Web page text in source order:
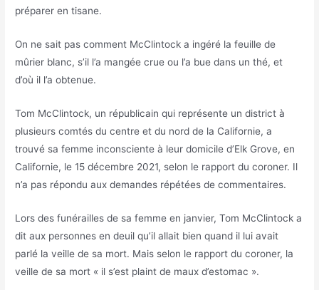
préparer en tisane.
On ne sait pas comment McClintock a ingéré la feuille de
mûrier blanc, s’il l’a mangée crue ou l’a bue dans un thé, et
d’où il l’a obtenue.
Tom McClintock, un républicain qui représente un district à
plusieurs comtés du centre et du nord de la Californie, a
trouvé sa femme inconsciente à leur domicile d’Elk Grove, en
Californie, le 15 décembre 2021, selon le rapport du coroner. Il
n’a pas répondu aux demandes répétées de commentaires.
Lors des funérailles de sa femme en janvier, Tom McClintock a
dit aux personnes en deuil qu’il allait bien quand il lui avait
parlé la veille de sa mort. Mais selon le rapport du coroner, la
veille de sa mort « il s’est plaint de maux d’estomac ».